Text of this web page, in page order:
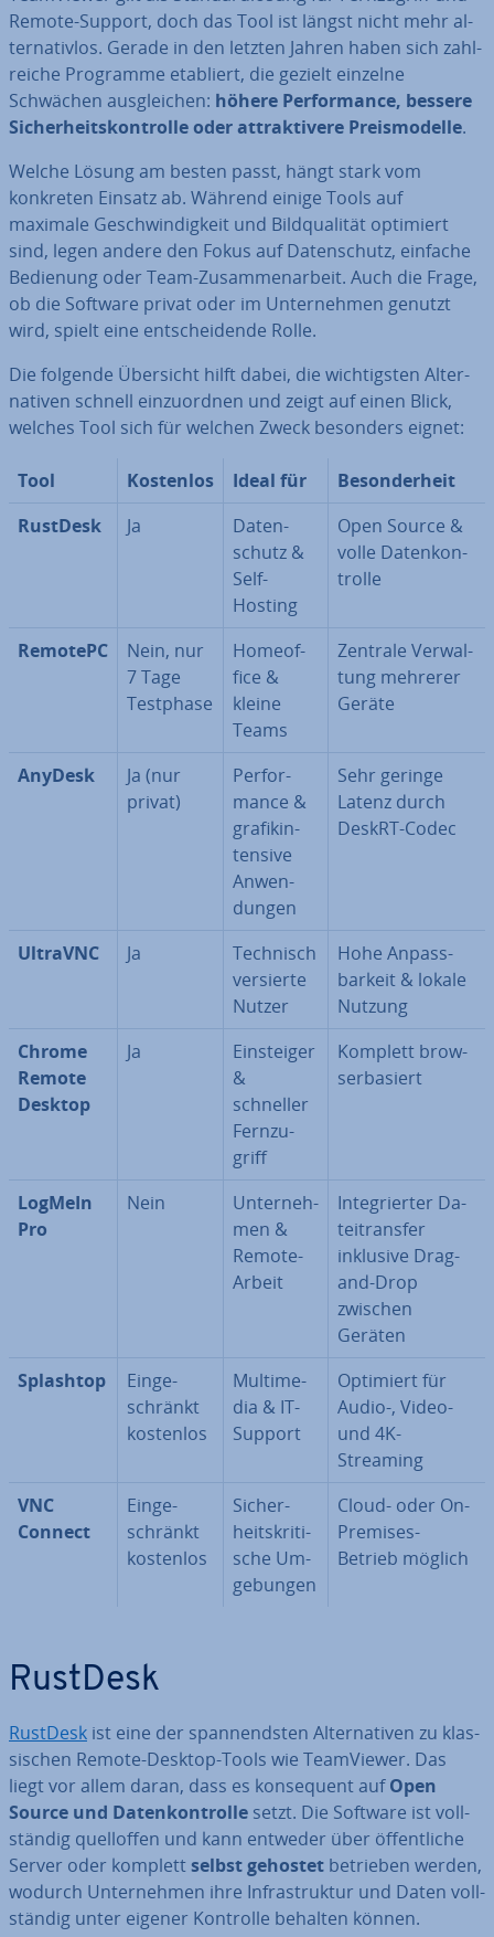
Remote-Support, doch das Tool ist längst nicht mehr al­
ter­na­tiv­los. Gerade in den letzten Jahren haben sich zahl­
rei­che Programme etabliert, die gezielt einzelne
Schwächen aus­glei­chen: höhere Per­for­mance, bessere
Si­cher­heits­kon­trol­le oder at­trak­ti­ve­re Preis­mo­del­le.
Welche Lösung am besten passt, hängt stark vom
konkreten Einsatz ab. Während einige Tools auf
maximale Ge­schwin­dig­keit und Bild­qua­li­tät optimiert
sind, legen andere den Fokus auf Da­ten­schutz, einfache
Bedienung oder Team-Zu­sam­men­ar­beit. Auch die Frage,
ob die Software privat oder im Un­ter­neh­men genutzt
wird, spielt eine ent­schei­den­de Rolle.
Die folgende Übersicht hilft dabei, die wich­tigs­ten Al­ter­
na­ti­ven schnell ein­zu­ord­nen und zeigt auf einen Blick,
welches Tool sich für welchen Zweck besonders eignet:
Tool Kostenlos Ideal für
Be­son­der­heit
RustDesk
Ja
Da­ten­
schutz &
Self-
Hosting
Open Source &
volle Da­ten­kon­
trol­le
RemotePC
Nein, nur
7 Tage
Testphase
Ho­me­of­
fice &
kleine
Teams
Zentrale Ver­wal­
tung mehrerer
Geräte
AnyDesk
Ja (nur
privat)
Per­for­
mance &
gra­fik­in­
ten­si­ve
An­wen­
dun­gen
Sehr geringe
Latenz durch
DeskRT-Codec
UltraVNC Ja
Technisch
versierte
Nutzer
Hohe An­pass­
bar­keit & lokale
Nutzung
Chrome
Remote
Desktop
Ja
Ein­stei­ger
&
schneller
Fern­zu­
griff
Komplett brow­
ser­ba­siert
LogMeIn
Pro
Nein
Un­ter­neh­
men &
Remote-
Arbeit
In­te­grier­ter Da­
tei­trans­fer
inklusive Drag-
and-Drop
zwischen
Geräten
Splashtop
Ein­ge­
schränkt
kostenlos
Mul­ti­me­
dia & IT-
Support
Optimiert für
Audio-, Video-
und 4K-
Streaming
VNC
Connect
Ein­ge­
schränkt
kostenlos
Si­cher­
heits­kri­ti­
sche Um­
ge­bun­gen
Cloud- oder On-
Premises-
Betrieb möglich
RustDesk
RustDesk ist eine der span­nends­ten Al­ter­na­ti­ven zu klas­
si­schen Remote-Desktop-Tools wie Team­View­er. Das
liegt vor allem daran, dass es kon­se­quent aufOpen
Source und Da­ten­kon­trol­le setzt. Die Software ist voll­
stän­dig quell­of­fen und kann entweder über öf­fent­li­che
Server oder komplettselbst gehostet betrieben werden,
wodurch Un­ter­neh­men ihre In­fra­struk­tur und Daten voll­
stän­dig unter eigener Kontrolle behalten können.